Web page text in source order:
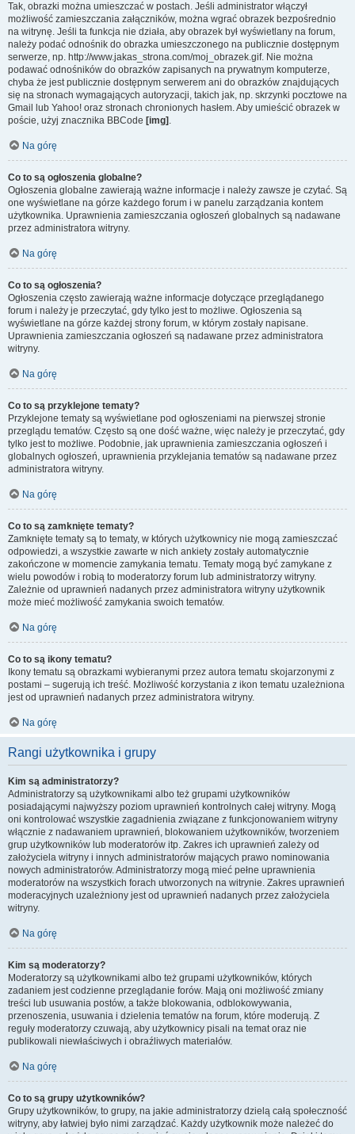
Tak, obrazki można umieszczać w postach. Jeśli administrator włączył
możliwość zamieszczania załączników, można wgrać obrazek bezpośrednio
na witrynę. Jeśli ta funkcja nie działa, aby obrazek był wyświetlany na forum,
należy podać odnośnik do obrazka umieszczonego na publicznie dostępnym
serwerze, np. http://www.jakas_strona.com/moj_obrazek.gif. Nie można
podawać odnośników do obrazków zapisanych na prywatnym komputerze,
chyba że jest publicznie dostępnym serwerem ani do obrazków znajdujących
się na stronach wymagających autoryzacji, takich jak, np. skrzynki pocztowe na
Gmail lub Yahoo! oraz stronach chronionych hasłem. Aby umieścić obrazek w
poście, użyj znacznika BBCode [img] .
Na górę
Co to są ogłoszenia globalne?
Ogłoszenia globalne zawierają ważne informacje i należy zawsze je czytać. Są
one wyświetlane na górze każdego forum i w panelu zarządzania kontem
użytkownika. Uprawnienia zamieszczania ogłoszeń globalnych są nadawane
przez administratora witryny.
Na górę
Co to są ogłoszenia?
Ogłoszenia często zawierają ważne informacje dotyczące przeglądanego
forum i należy je przeczytać, gdy tylko jest to możliwe. Ogłoszenia są
wyświetlane na górze każdej strony forum, w którym zostały napisane.
Uprawnienia zamieszczania ogłoszeń są nadawane przez administratora
witryny.
Na górę
Co to są przyklejone tematy?
Przyklejone tematy są wyświetlane pod ogłoszeniami na pierwszej stronie
przeglądu tematów. Często są one dość ważne, więc należy je przeczytać, gdy
tylko jest to możliwe. Podobnie, jak uprawnienia zamieszczania ogłoszeń i
globalnych ogłoszeń, uprawnienia przyklejania tematów są nadawane przez
administratora witryny.
Na górę
Co to są zamknięte tematy?
Zamknięte tematy są to tematy, w których użytkownicy nie mogą zamieszczać
odpowiedzi, a wszystkie zawarte w nich ankiety zostały automatycznie
zakończone w momencie zamykania tematu. Tematy mogą być zamykane z
wielu powodów i robią to moderatorzy forum lub administratorzy witryny.
Zależnie od uprawnień nadanych przez administratora witryny użytkownik
może mieć możliwość zamykania swoich tematów.
Na górę
Co to są ikony tematu?
Ikony tematu są obrazkami wybieranymi przez autora tematu skojarzonymi z
postami – sugerują ich treść. Możliwość korzystania z ikon tematu uzależniona
jest od uprawnień nadanych przez administratora witryny.
Na górę
Rangi użytkownika i grupy
Kim są administratorzy?
Administratorzy są użytkownikami albo też grupami użytkowników
posiadającymi najwyższy poziom uprawnień kontrolnych całej witryny. Mogą
oni kontrolować wszystkie zagadnienia związane z funkcjonowaniem witryny
włącznie z nadawaniem uprawnień, blokowaniem użytkowników, tworzeniem
grup użytkowników lub moderatorów itp. Zakres ich uprawnień zależy od
założyciela witryny i innych administratorów mających prawo nominowania
nowych administratorów. Administratorzy mogą mieć pełne uprawnienia
moderatorów na wszystkich forach utworzonych na witrynie. Zakres uprawnień
moderacyjnych uzależniony jest od uprawnień nadanych przez założyciela
witryny.
Na górę
Kim są moderatorzy?
Moderatorzy są użytkownikami albo też grupami użytkowników, których
zadaniem jest codzienne przeglądanie forów. Mają oni możliwość zmiany
treści lub usuwania postów, a także blokowania, odblokowywania,
przenoszenia, usuwania i dzielenia tematów na forum, które moderują. Z
reguły moderatorzy czuwają, aby użytkownicy pisali na temat oraz nie
publikowali niewłaściwych i obraźliwych materiałów.
Na górę
Co to są grupy użytkowników?
Grupy użytkowników, to grupy, na jakie administratorzy dzielą całą społeczność
witryny, aby łatwiej było nimi zarządzać. Każdy użytkownik może należeć do